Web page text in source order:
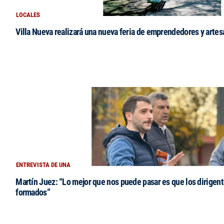
LOCALES
Villa Nueva realizará una nueva feria de emprendedores y
ENTREVISTA DE UNA
Martín Juez: “Lo mejor que nos puede pasar es que los
formados”